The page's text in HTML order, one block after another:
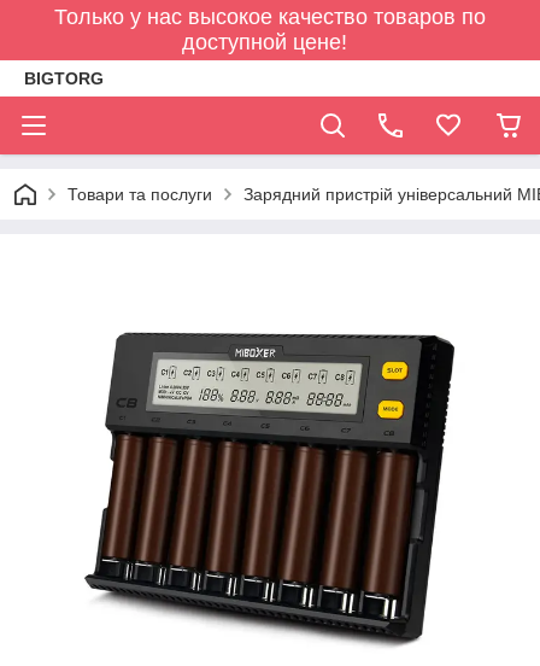
Только у нас высокое качество товаров по
доступной цене!
BIGTORG
Товари та послуги Зарядний пристрій універсальний